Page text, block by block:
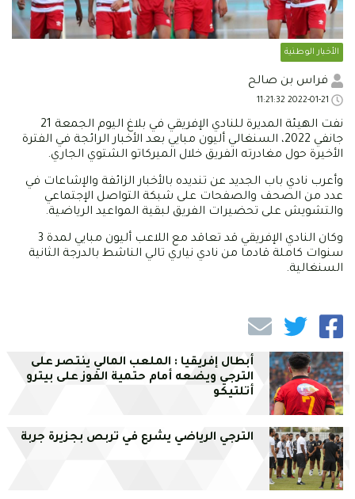
الأخبار الوطنية
فراس بن صالح
نفت الهيئة المديرة للنادي الإفريقي في بلاغ اليوم الجمعة 21
جانفي 2022، السنغالي أليون مبايي بعد الأخبار الرائجة في الفترة
الأخيرة حول مغادرته الفريق خلال الميركاتو الشتوي الجاري.
وأعرب نادي باب الجديد عن تنديده بالأخبار الزائفة والإشاعات في
عدد من الصحف والصفحات على شبكة التواصل الإجتماعي
والتشويش على تحضيرات الفريق لبقية المواعيد الرياضية.
وكان النادي الإفريقي قد تعاقد مع اللاعب أليون مبايي لمدة 3
سنوات كاملة قادما من نادي نياري تالي الناشط بالدرجة الثانية
السنغالية.
أبطال إفريقيا : الملعب المالي ينتصر على
الترجي ويضعه أمام حتمية الفوز على بيترو
أتلتيكو
الترجي الرياضي يشرع في تربص بجزيرة جربة